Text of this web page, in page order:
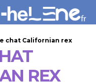
chat Californian rex
REX